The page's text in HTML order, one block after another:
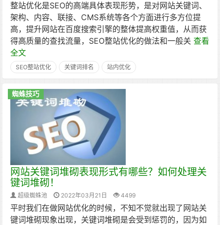
整站优化是SEO的高端具体表现形势，是对网站关键词、
架构、内容、联接、CMS系统等各个方面进行多方位提
高，提升网站在百度搜索引擎的整体提高权重值，从而获
得高质量的查找流量，SEO整站优化的做法和一般关 查看
全文
SEO整站优化 关键词排名 站内优化
蜘蛛技巧
网站关键词堆砌表现形式有哪些？如何处理关
键词堆砌！
超级蜘蛛池 2022年03月21日 4499
平时我们在做网站优化的时候，不知不觉就出现了网站关
键词堆砌现象出现，关键词堆砌是会受到惩罚的，因为如